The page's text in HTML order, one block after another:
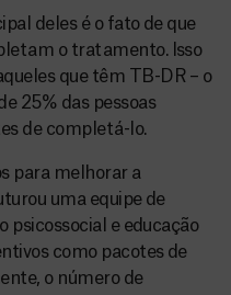
deles é o fato de que
o tratamento. Isso
que têm TB-DR – o
25% das pessoas
de completá-lo.
para melhorar a
uma equipe de
psicossocial e educação
como pacotes de
o número de